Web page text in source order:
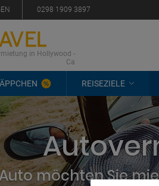
0298 1909 3897
in Hollywood -
Ca
REISEZIELE
möchten Sie